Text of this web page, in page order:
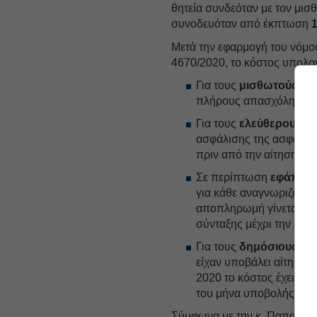
θητεία συνδεόταν με τον
συνοδευόταν από έκπτωση
Μετά την εφαρμογή του
4670/2020, το κόστος
Για τους μισθωτούς
πλήρους απασχόλησης
Για τουςελεύθερους
ασφάλισης της
πριν από την αίτηση.
Σε περίπτωσηεφάπαξ
για κάθε
αποπληρωμή γίνεται με
σύνταξης μέχρι την
Για τουςδημόσιους
είχαν υποβάλει αίτηση
2020 το κόστος έχει
του μήνα υποβολής της